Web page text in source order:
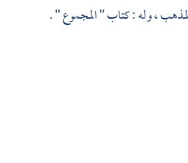
، وله : كتاب " المجموع " .